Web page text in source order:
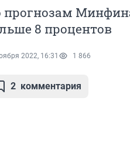
прогнозам
8 процентов
2022, 16:31 1 866
2 комментария